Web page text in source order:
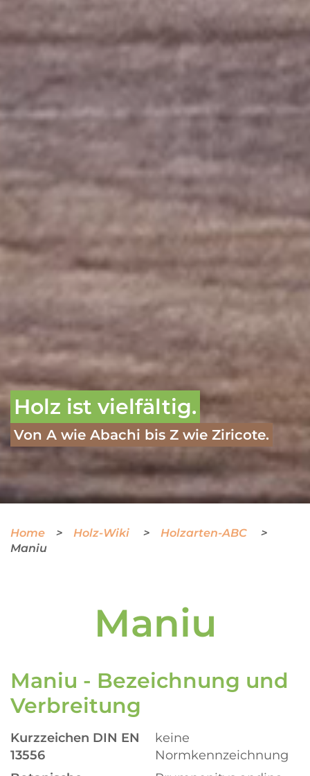
Holz ist vielfältig.
Von A wie Abachi bis Z wie Ziricote.
Home Holz-Wiki
Holzarten-ABC
Maniu
Maniu
Maniu - Bezeichnung und
Verbreitung
Kurzzeichen DIN EN
13556
keine
Normkennzeichnung